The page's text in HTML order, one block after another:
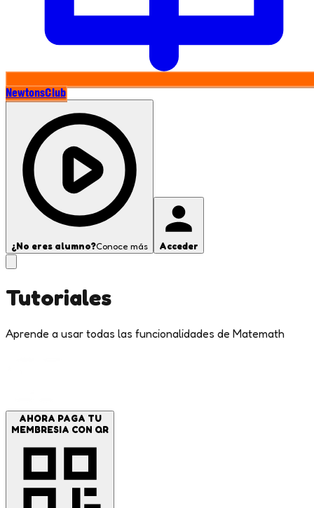
NewtonsClub
¿No eres alumno?Conoce más Acceder
Tutoriales
Aprende a usar todas las funcionalidades de Matemath
AHORA PAGA TU
MEMBRESIA CON QR